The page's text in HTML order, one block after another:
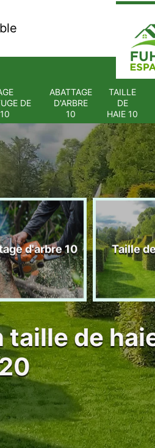
DE
ABATTAGE
D'ARBRE
10
TAILLE
DE
HAIE 10
d'arbre 10 Taille
taille de